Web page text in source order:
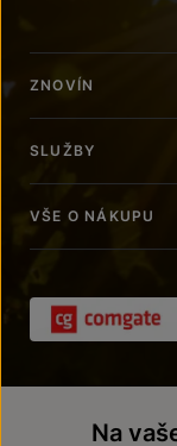
ZNOVÍN
SLUŽBY
VŠE O NÁKUPU
Na